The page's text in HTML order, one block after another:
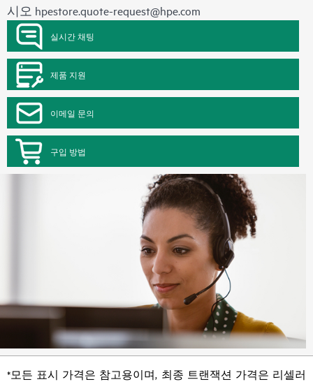
시오 hpestore.quote-request@hpe.com
실시간 채팅
제품 지원
이메일 문의
구입 방법
*모든 표시 가격은 참고용이며, 최종 트랜잭션 가격은 리셀러